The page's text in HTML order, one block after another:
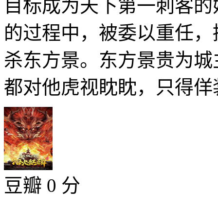
目标成为天下第一刺客
的过程中，被委以重任
杀东方景。东方景贵为
都对他虎视眈眈，只得
豆瓣 0 分